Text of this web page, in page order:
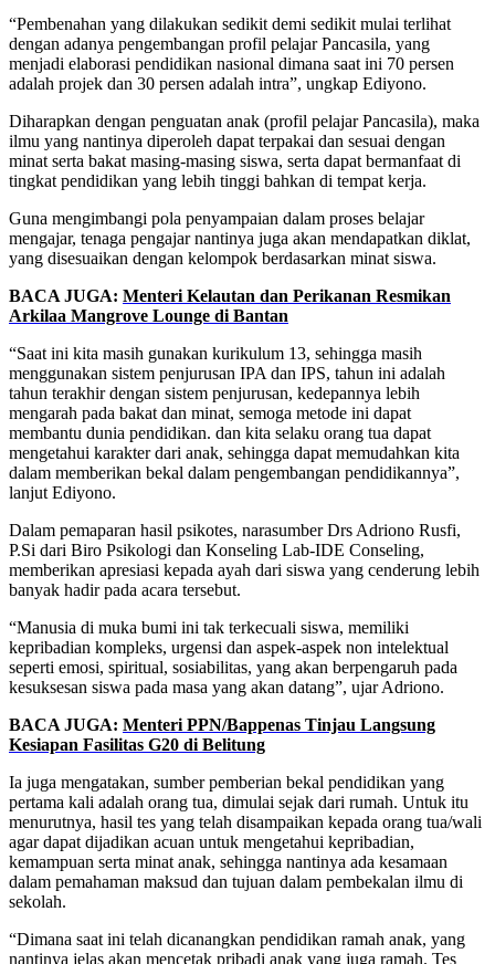
“Pembenahan yang dilakukan sedikit demi sedikit mulai terlihat
dengan adanya pengembangan profil pelajar Pancasila, yang
menjadi elaborasi pendidikan nasional dimana saat ini 70 persen
adalah projek dan 30 persen adalah intra”, ungkap Ediyono.
Diharapkan dengan penguatan anak (profil pelajar Pancasila), maka
ilmu yang nantinya diperoleh dapat terpakai dan sesuai dengan
minat serta bakat masing-masing siswa, serta dapat bermanfaat di
tingkat pendidikan yang lebih tinggi bahkan di tempat kerja.
Guna mengimbangi pola penyampaian dalam proses belajar
mengajar, tenaga pengajar nantinya juga akan mendapatkan diklat,
yang disesuaikan dengan kelompok berdasarkan minat siswa.
BACA JUGA: Menteri Kelautan dan Perikanan Resmikan
Arkilaa Mangrove Lounge di Bantan
“Saat ini kita masih gunakan kurikulum 13, sehingga masih
menggunakan sistem penjurusan IPA dan IPS, tahun ini adalah
tahun terakhir dengan sistem penjurusan, kedepannya lebih
mengarah pada bakat dan minat, semoga metode ini dapat
membantu dunia pendidikan. dan kita selaku orang tua dapat
mengetahui karakter dari anak, sehingga dapat memudahkan kita
dalam memberikan bekal dalam pengembangan pendidikannya”,
lanjut Ediyono.
Dalam pemaparan hasil psikotes, narasumber Drs Adriono Rusfi,
P.Si dari Biro Psikologi dan Konseling Lab-IDE Conseling,
memberikan apresiasi kepada ayah dari siswa yang cenderung lebih
banyak hadir pada acara tersebut.
“Manusia di muka bumi ini tak terkecuali siswa, memiliki
kepribadian kompleks, urgensi dan aspek-aspek non intelektual
seperti emosi, spiritual, sosiabilitas, yang akan berpengaruh pada
kesuksesan siswa pada masa yang akan datang”, ujar Adriono.
BACA JUGA: Menteri PPN/Bappenas Tinjau Langsung
Kesiapan Fasilitas G20 di Belitung
Ia juga mengatakan, sumber pemberian bekal pendidikan yang
pertama kali adalah orang tua, dimulai sejak dari rumah. Untuk itu
menurutnya, hasil tes yang telah disampaikan kepada orang tua/wali
agar dapat dijadikan acuan untuk mengetahui kepribadian,
kemampuan serta minat anak, sehingga nantinya ada kesamaan
dalam pemahaman maksud dan tujuan dalam pembekalan ilmu di
sekolah.
“Dimana saat ini telah dicanangkan pendidikan ramah anak, yang
nantinya jelas akan mencetak pribadi anak yang juga ramah. Tes